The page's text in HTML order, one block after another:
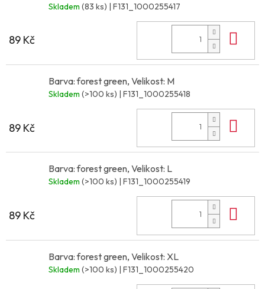
Skladem (83 ks) | F131_1000255417
89 Kč
Barva: forest green, Velikost: M
Skladem (>100 ks) | F131_1000255418
89 Kč
Barva: forest green, Velikost: L
Skladem (>100 ks) | F131_1000255419
89 Kč
Barva: forest green, Velikost: XL
Skladem (>100 ks) | F131_1000255420